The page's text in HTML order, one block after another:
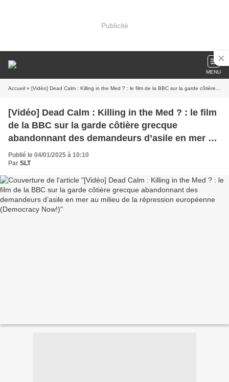
Publicité
MENU
Accueil » [Vidéo] Dead Calm : Killing in the Med ? : le film de la BBC sur la garde côtière grecque abandonnant des demandeurs d’asile en mer au milieu de la répression européenne (Democracy Now!)
[Vidéo] Dead Calm : Killing in the Med ? : le film
de la BBC sur la garde côtière grecque
abandonnant des demandeurs d’asile en mer au
milieu de la répression européenne (Democracy
Now!)
Publié le 04/01/2025 à 10:10
Par SLT